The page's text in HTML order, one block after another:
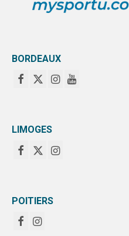
PHOTOTHÈQUE
AFFICHES
BORDEAUX
LIMOGES
POITIERS